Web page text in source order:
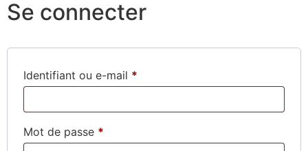
Se connecter
Identifiant ou e-mail *
Mot de passe *